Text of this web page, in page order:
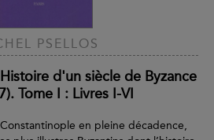
PSELLOS
d'un siècle de Byzance
Tome I : Livres I-VI
en pleine décadence,